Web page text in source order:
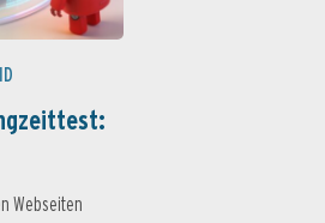
Webseiten